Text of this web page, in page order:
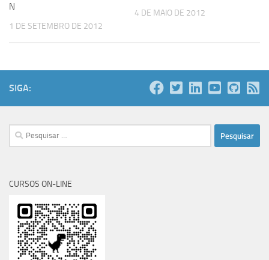
N
1 DE SETEMBRO DE 2012
4 DE MAIO DE 2012
SIGA:
Pesquisar
por:
CURSOS ON-LINE